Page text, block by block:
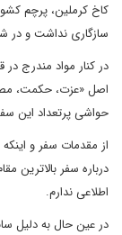
کاخ کرملین، پرچم
سازگاری نداشت و در
در کنار مواد مندرج
اصل «عزت، حکمت،
حواشی پرتعداد این
از مقدمات سفر و
درباره سفر بالاترین
اطلاعی ندارم.
در عین حال به دلیل